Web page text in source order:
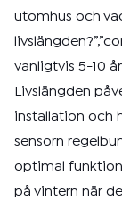
utomhus och
vanligtvis 5-10
Livslängden
installation och
sensorn
optimal
på vintern när